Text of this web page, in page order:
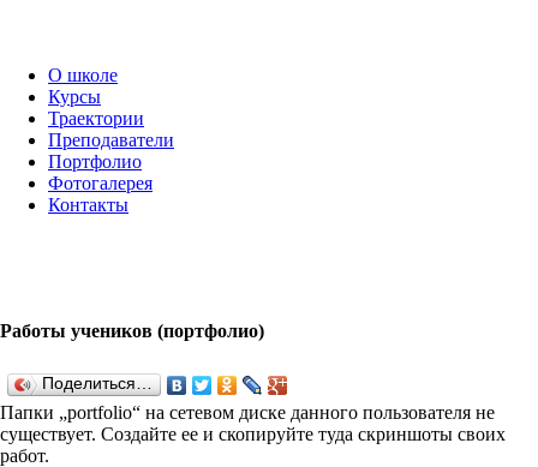
О школе
Курсы
Траектории
Преподаватели
Портфолио
Фотогалерея
Контакты
Работы учеников (портфолио)
Поделиться…
Папки „port­fo­lio“ на сетевом диске данного пользователя не
существует. Создайте ее и скопируйте туда скриншоты своих
работ.